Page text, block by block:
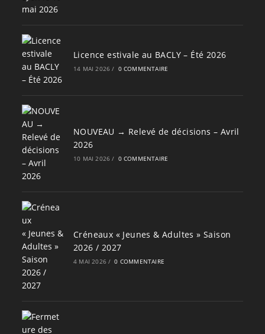
Licence estivale au BACLY – Été 2026
14 MAI 2026 / 0 COMMENTAIRE
NOUVEAU → Relevé de décisions – Avril
2026
10 MAI 2026 / 0 COMMENTAIRE
Créneaux « Jeunes & Adultes » Saison
2026 / 2027
4 MAI 2026 / 0 COMMENTAIRE